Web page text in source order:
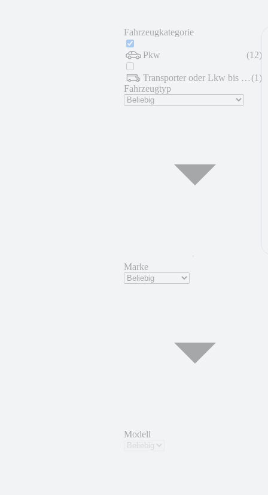
Fahrzeugkategorie
Pkw (12)
Transporter oder Lkw bis 7,5 t (1)
Fahrzeugtyp
Marke
Modell